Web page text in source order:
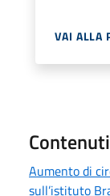
VAI ALLA
Aumento di
sull’istituto